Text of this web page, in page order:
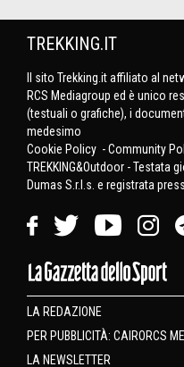
TREKKING.IT
Il sito Trekking.it affiliato al
RCS Mediagroup ed è unico
(testuali o grafiche), i
medesimo
Cookie Policy -Community
TREKKING&Outdoor - Testata
Dumas S.r.l.s. e registrata
LA REDAZIONE
PER PUBBLICITÀ: CAIRORCS
LA NEWSLETTER